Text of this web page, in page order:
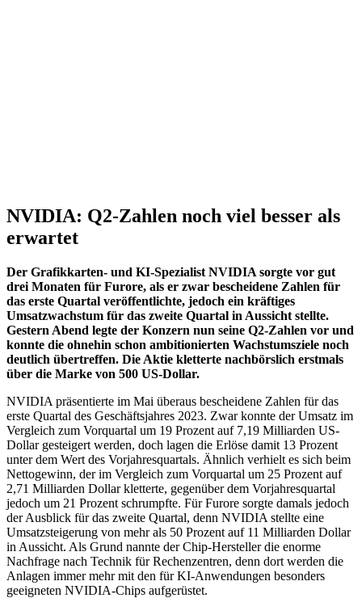
NVIDIA: Q2-Zahlen noch viel besser als
erwartet
Der Grafikkarten- und KI-Spezialist NVIDIA sorgte vor gut
drei Monaten für Furore, als er zwar bescheidene Zahlen für
das erste Quartal veröffentlichte, jedoch ein kräftiges
Umsatzwachstum für das zweite Quartal in Aussicht stellte.
Gestern Abend legte der Konzern nun seine Q2-Zahlen vor und
konnte die ohnehin schon ambitionierten Wachstumsziele noch
deutlich übertreffen. Die Aktie kletterte nachbörslich erstmals
über die Marke von 500 US-Dollar.
NVIDIA präsentierte im Mai überaus bescheidene Zahlen für das
erste Quartal des Geschäftsjahres 2023. Zwar konnte der Umsatz im
Vergleich zum Vorquartal um 19 Prozent auf 7,19 Milliarden US-
Dollar gesteigert werden, doch lagen die Erlöse damit 13 Prozent
unter dem Wert des Vorjahresquartals. Ähnlich verhielt es sich beim
Nettogewinn, der im Vergleich zum Vorquartal um 25 Prozent auf
2,71 Milliarden Dollar kletterte, gegenüber dem Vorjahresquartal
jedoch um 21 Prozent schrumpfte. Für Furore sorgte damals jedoch
der Ausblick für das zweite Quartal, denn NVIDIA stellte eine
Umsatzsteigerung von mehr als 50 Prozent auf 11 Milliarden Dollar
in Aussicht. Als Grund nannte der Chip-Hersteller die enorme
Nachfrage nach Technik für Rechenzentren, denn dort werden die
Anlagen immer mehr mit den für KI-Anwendungen besonders
geeigneten NVIDIA-Chips aufgerüstet.